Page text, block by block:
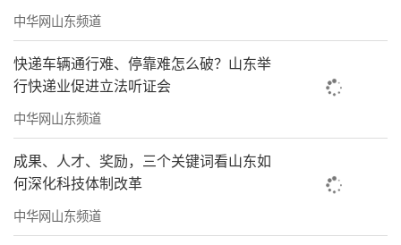
中华网山东频道
快递车辆通行难、停靠难怎么破？山东举
行快递业促进立法听证会
中华网山东频道
成果、人才、奖励，三个关键词看山东如
何深化科技体制改革
中华网山东频道